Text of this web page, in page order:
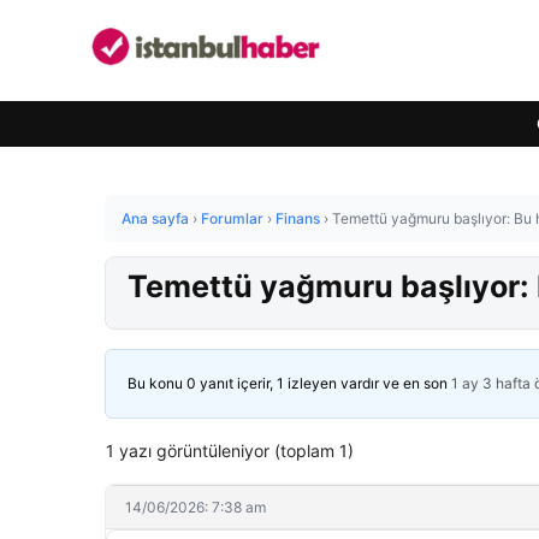
Ana sayfa › Forumlar › Finans › Temettü yağmuru başlıyor:
Temettü yağmuru
Bu konu 0 yanıt içerir, 1 izleyen vardır ve en son 1 ay 3 hafta
1 yazı görüntüleniyor (toplam 1)
14/06/2026: 7:38 am